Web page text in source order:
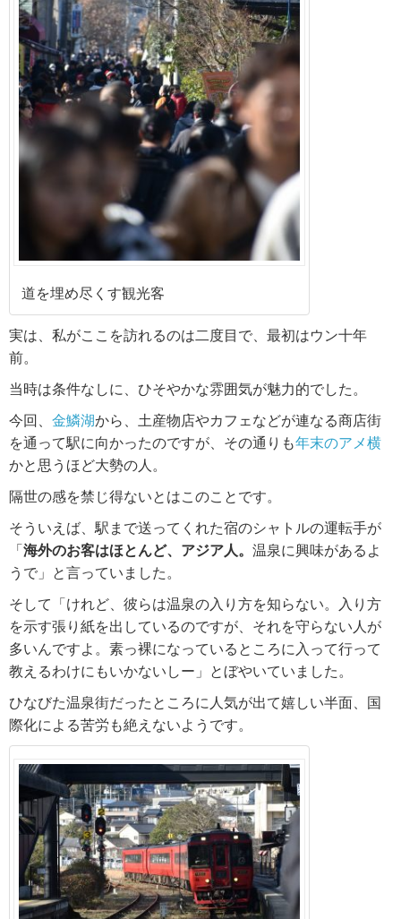
道を埋め尽くす観光客
実は、私がここを訪れるのは二度目で、最初はウン十年
前。
当時は条件なしに、ひそやかな雰囲気が魅力的でした。
今回、 金鱗湖から、土産物店やカフェなどが連なる商店街
を通って駅に向かったのですが、その通りも年末のアメ横
かと思うほど大勢の人。
隔世の感を禁じ得ないとはこのことです。
そういえば、駅まで送ってくれた宿のシャトルの運転手が
「海外のお客はほとんど、アジア人。 温泉に興味があるよ
うで」と言っていました。
そして「けれど、彼らは温泉の入り方を知らない。入り方
を示す張り紙を出しているのですが、それを守らない人が
多いんですよ。素っ裸になっているところに入って行って
教えるわけにもいかないしー」とぼやいていました。
ひなびた温泉街だったところに人気が出て嬉しい半面、国
際化による苦労も絶えないようです。